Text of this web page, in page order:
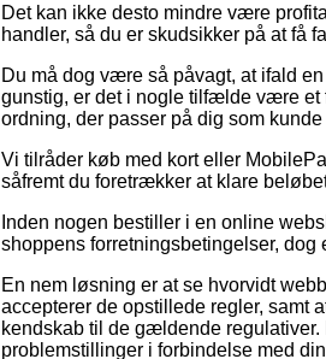
Det kan ikke desto mindre være
handler, så du er skudsikker på at få
Du må dog være så påvagt, at ifald
gunstig, er det i nogle tilfælde være et
ordning, der passer på dig som
Vi tilråder køb med kort eller
såfremt du foretrækker at klare
Inden nogen bestiller i en online
shoppens forretningsbetingelser,
En nem løsning er at se hvorvidt
accepterer de opstillede regler, samt
kendskab til de gældende
problemstillinger i forbindelse med